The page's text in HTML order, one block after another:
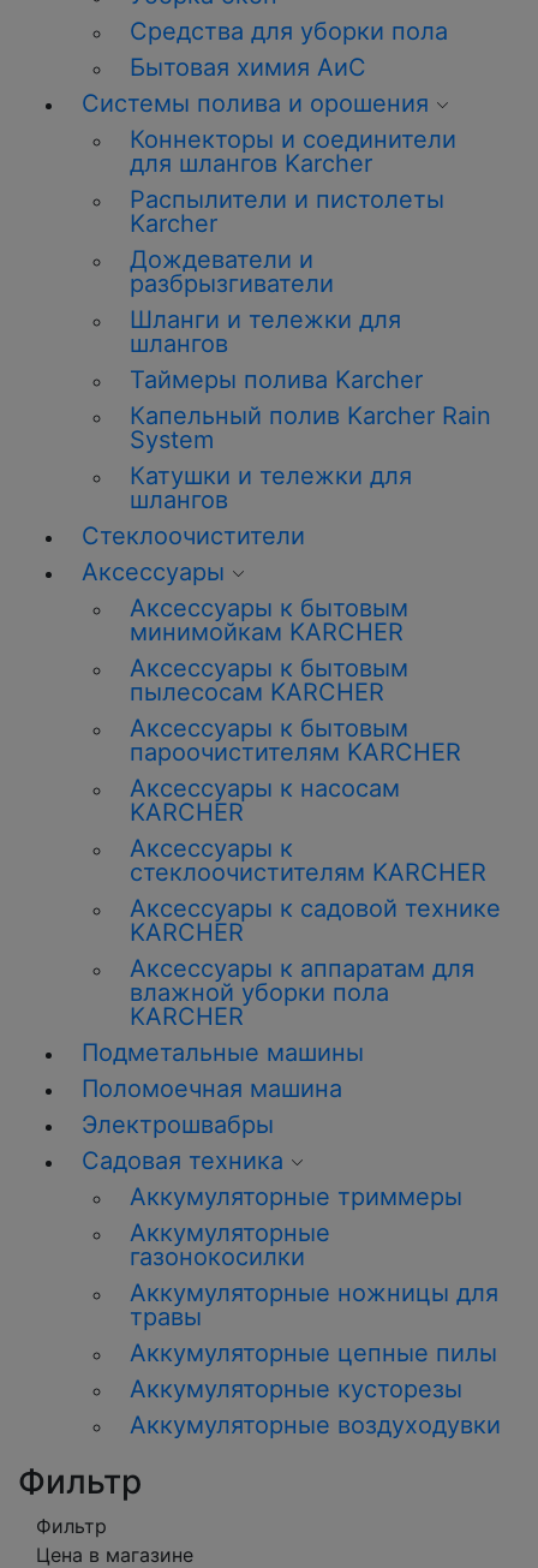
Средства для уборки пола
Бытовая химия АиС
Системы полива и орошения
Коннекторы и соединители
для шлангов Karcher
Распылители и пистолеты
Karcher
Дождеватели и
разбрызгиватели
Шланги и тележки для
шлангов
Таймеры полива Karcher
Капельный полив Karcher Rain
System
Катушки и тележки для
шлангов
Стеклоочистители
Аксессуары
Аксессуары к бытовым
минимойкам KARCHER
Аксессуары к бытовым
пылесосам KARCHER
Аксессуары к бытовым
пароочистителям KARCHER
Аксессуары к насосам
KARCHER
Аксессуары к
стеклоочистителям KARCHER
Аксессуары к садовой технике
KARCHER
Аксессуары к аппаратам для
влажной уборки пола
KARCHER
Подметальные машины
Поломоечная машина
Электрошвабры
Садовая техника
Аккумуляторные триммеры
Аккумуляторные
газонокосилки
Аккумуляторные ножницы для
травы
Аккумуляторные цепные пилы
Аккумуляторные кусторезы
Аккумуляторные воздуходувки
Фильтр
Фильтр
Цена в магазине